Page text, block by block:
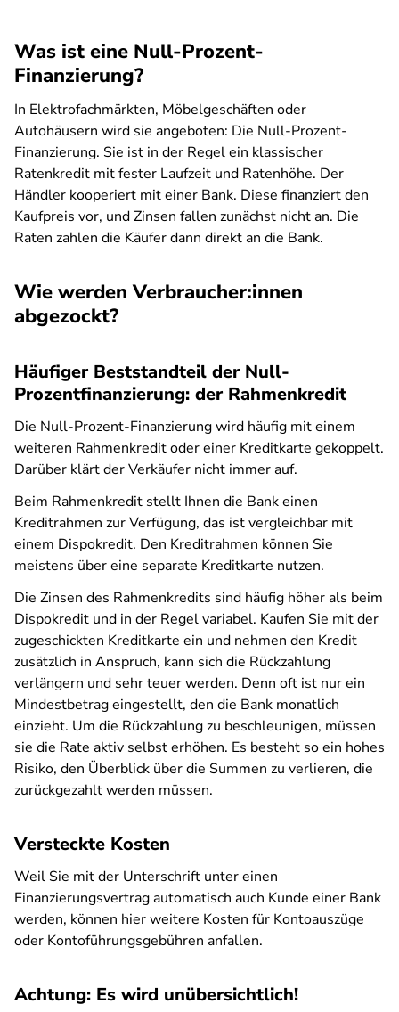
Was ist eine Null-Prozent-
Finanzierung?
In Elektrofachmärkten, Möbelgeschäften oder
Autohäusern wird sie angeboten: Die Null-Prozent-
Finanzierung. Sie ist in der Regel ein klassischer
Ratenkredit mit fester Laufzeit und Ratenhöhe. Der
Händler kooperiert mit einer Bank. Diese finanziert den
Kaufpreis vor, und Zinsen fallen zunächst nicht an. Die
Raten zahlen die Käufer dann direkt an die Bank.
Wie werden Verbraucher:innen
abgezockt?
Häufiger Beststandteil der Null-
Prozentfinanzierung: der Rahmenkredit
Die Null-Prozent-Finanzierung wird häufig mit einem
weiteren Rahmenkredit oder einer Kreditkarte gekoppelt.
Darüber klärt der Verkäufer nicht immer auf.
Beim Rahmenkredit stellt Ihnen die Bank einen
Kreditrahmen zur Verfügung, das ist vergleichbar mit
einem Dispokredit. Den Kreditrahmen können Sie
meistens über eine separate Kreditkarte nutzen.
Die Zinsen des Rahmenkredits sind häufig höher als beim
Dispokredit und in der Regel variabel. Kaufen Sie mit der
zugeschickten Kreditkarte ein und nehmen den Kredit
zusätzlich in Anspruch, kann sich die Rückzahlung
verlängern und sehr teuer werden. Denn oft ist nur ein
Mindestbetrag eingestellt, den die Bank monatlich
einzieht. Um die Rückzahlung zu beschleunigen, müssen
sie die Rate aktiv selbst erhöhen. Es besteht so ein hohes
Risiko, den Überblick über die Summen zu verlieren, die
zurückgezahlt werden müssen.
Versteckte Kosten
Weil Sie mit der Unterschrift unter einen
Finanzierungsvertrag automatisch auch Kunde einer Bank
werden, können hier weitere Kosten für Kontoauszüge
oder Kontoführungsgebühren anfallen.
Achtung: Es wird unübersichtlich!